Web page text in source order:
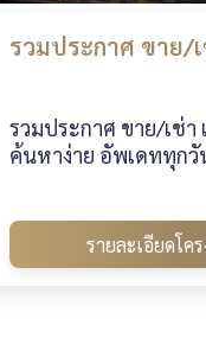
รวมประกาศ ขาย/
รวมประกาศ ขาย/เช่า
ค้นหาง่าย อัพเดททุกวั
รายละเอียดโคร